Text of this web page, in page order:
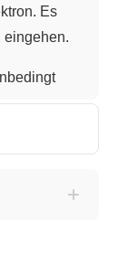
Es
eingehen.
Alkine
chemische